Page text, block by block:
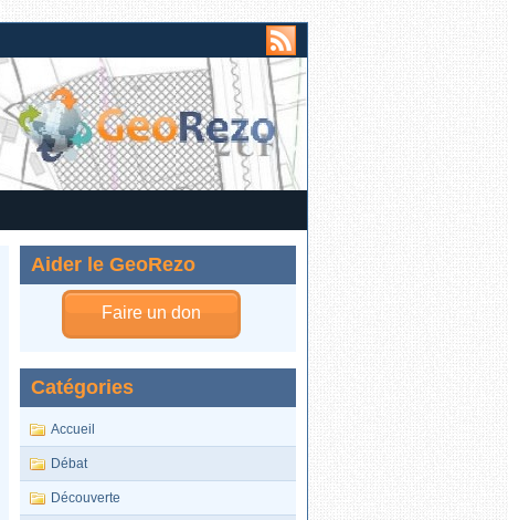
Aider le GeoRezo
Faire un don
Catégories
Accueil
Débat
Découverte